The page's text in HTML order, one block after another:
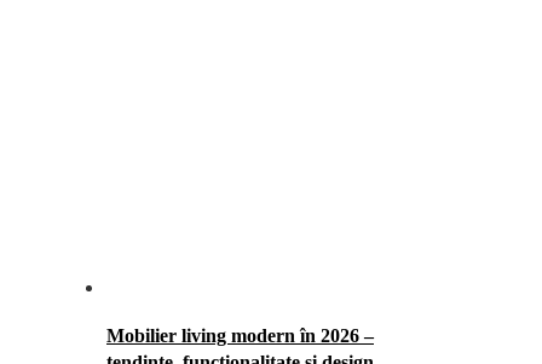
Mobilier living modern în 2026 –